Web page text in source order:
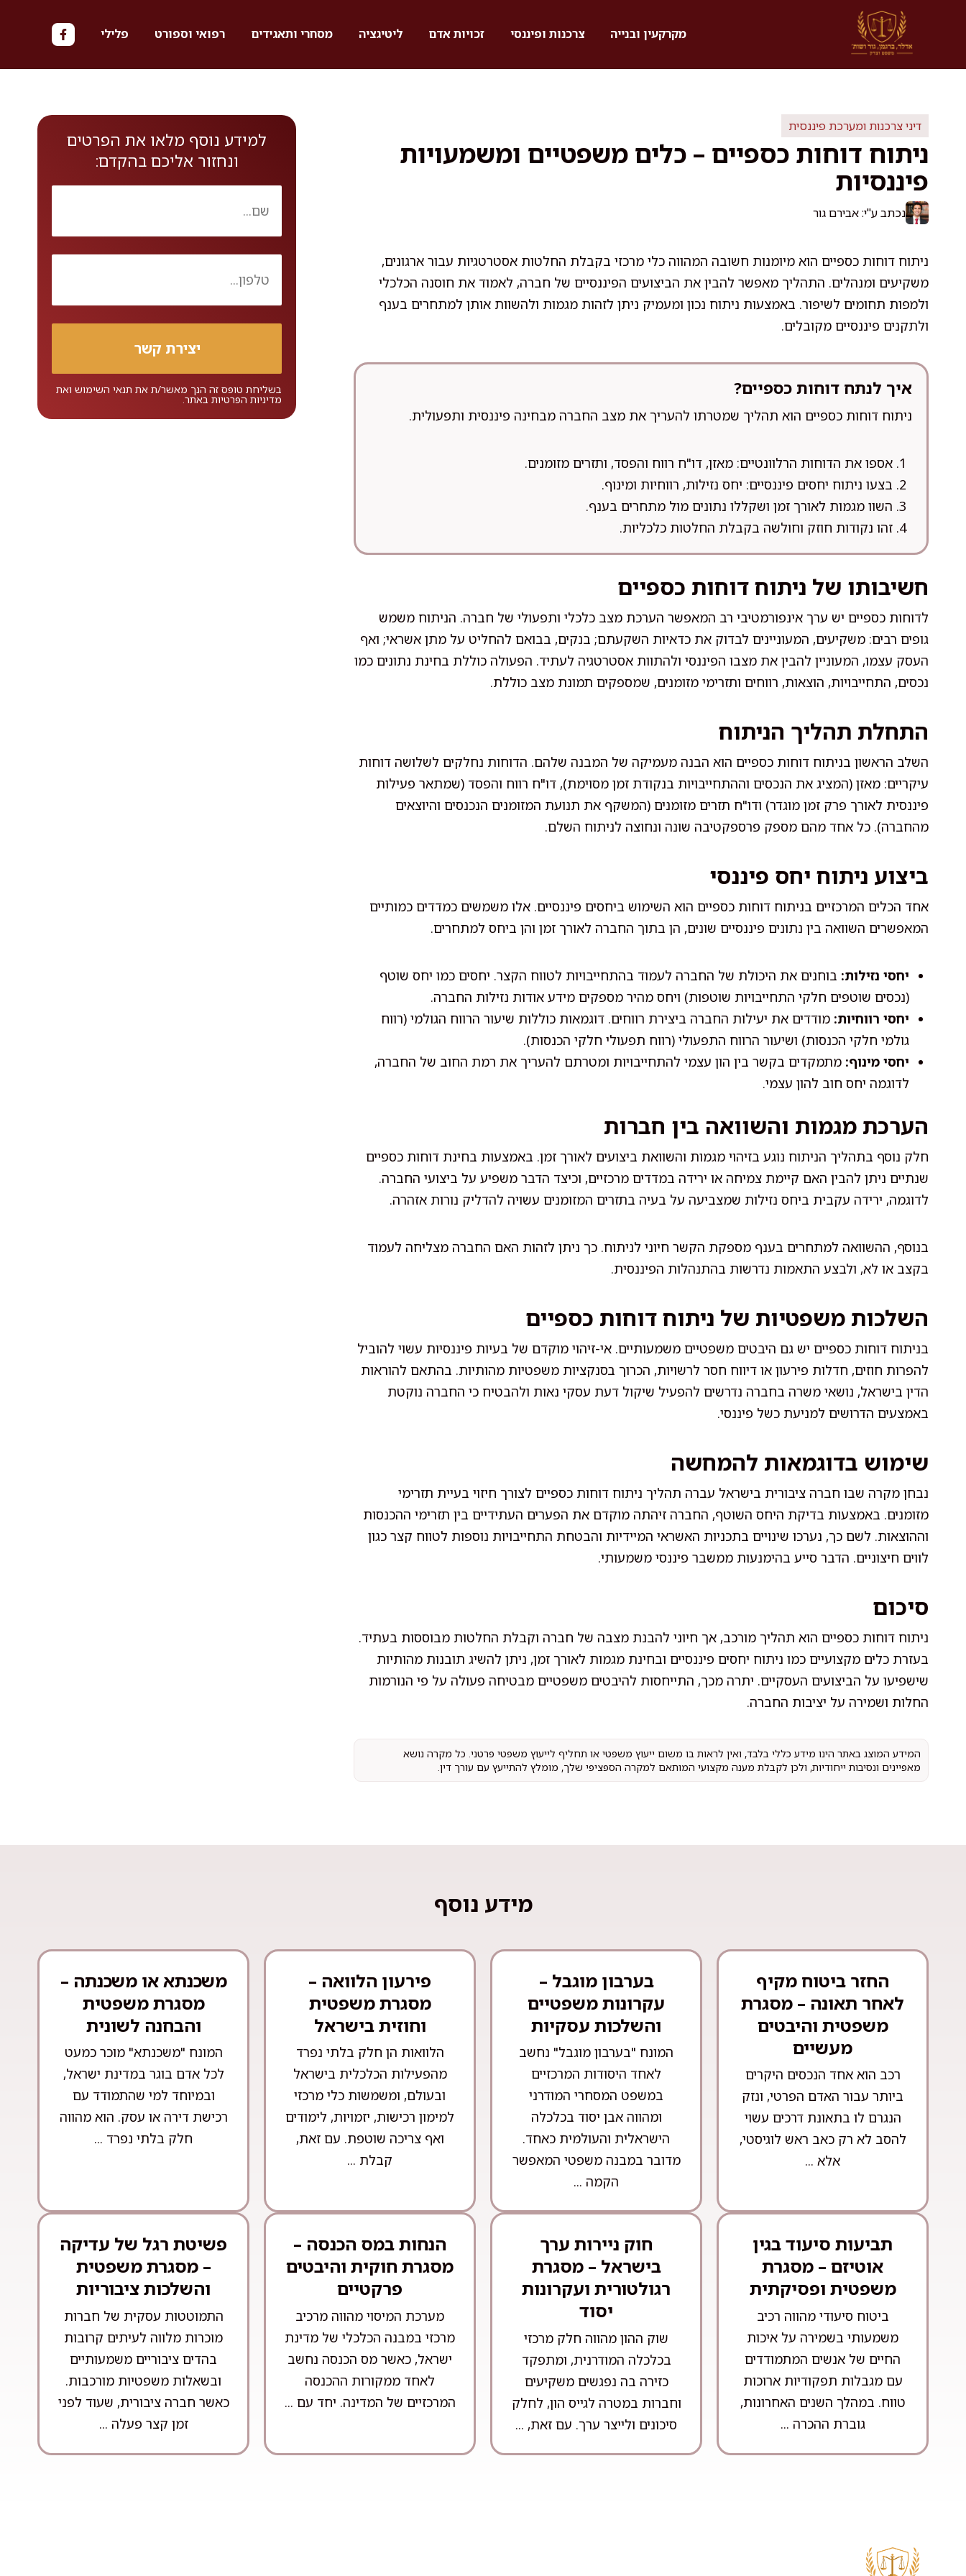
מקרקעין ובנייה צרכנות ופיננסי זכויות אדם ליטיגציה מסחרי ותאגידים רפואי וספורט פלילי
דיני צרכנות ומערכת פיננסית
ניתוח דוחות כספיים – כלים משפטיים ומשמעויות
פיננסיות
נכתב ע"י: אבירם גור
ניתוח דוחות כספיים הוא מיומנות חשובה המהווה כלי מרכזי בקבלת החלטות אסטרטגיות עבור ארגונים,
משקיעים ומנהלים. התהליך מאפשר להבין את הביצועים הפיננסיים של חברה, לאמוד את חוסנה הכלכלי
ולמפות תחומים לשיפור. באמצעות ניתוח נכון ומעמיק ניתן לזהות מגמות ולהשוות אותן למתחרים בענף
ולתקנים פיננסיים מקובלים.
איך לנתח דוחות כספיים?
ניתוח דוחות כספיים הוא תהליך שמטרתו להעריך את מצב החברה מבחינה פיננסית ותפעולית.
אספו את הדוחות הרלוונטיים: מאזן, דו"ח רווח והפסד, ותזרים מזומנים.
בצעו ניתוח יחסים פיננסיים: יחס נזילות, רווחיות ומינוף.
השוו מגמות לאורך זמן ושקללו נתונים מול מתחרים בענף.
זהו נקודות חוזק וחולשה בקבלת החלטות כלכליות.
חשיבותו של ניתוח דוחות כספיים
לדוחות כספיים יש ערך אינפורמטיבי רב המאפשר הערכת מצב כלכלי ותפעולי של חברה. הניתוח משמש
גופים רבים: משקיעים, המעוניינים לבדוק את כדאיות השקעתם; בנקים, בבואם להחליט על מתן אשראי; ואף
העסק עצמו, המעוניין להבין את מצבו הפיננסי ולהתוות אסטרטגיה לעתיד. הפעולה כוללת בחינת נתונים כמו
נכסים, התחייבויות, הוצאות, רווחים ותזרימי מזומנים, שמספקים תמונת מצב כוללת.
התחלת תהליך הניתוח
השלב הראשון בניתוח דוחות כספיים הוא הבנה מעמיקה של המבנה שלהם. הדוחות נחלקים לשלושה דוחות
עיקריים: מאזן (המציג את הנכסים וההתחייבויות בנקודת זמן מסוימת), דו"ח רווח והפסד (שמתאר פעילות
פיננסית לאורך פרק זמן מוגדר) ודו"ח תזרים מזומנים (המשקף את תנועת המזומנים הנכנסים והיוצאים
מהחברה). כל אחד מהם מספק פרספקטיבה שונה ונחוצה לניתוח השלם.
ביצוע ניתוח יחס פיננסי
אחד הכלים המרכזיים בניתוח דוחות כספיים הוא השימוש ביחסים פיננסיים. אלו משמשים כמדדים כמותיים
המאפשרים השוואה בין נתונים פיננסיים שונים, הן בתוך החברה לאורך זמן והן ביחס למתחרים.
יחסי נזילות: בוחנים את היכולת של החברה לעמוד בהתחייבויות לטווח הקצר. יחסים כמו יחס שוטף
(נכסים שוטפים חלקי התחייבויות שוטפות) ויחס מהיר מספקים מידע אודות נזילות החברה.
יחסי רווחיות: מודדים את יעילות החברה ביצירת רווחים. דוגמאות כוללות שיעור הרווח הגולמי (רווח
גולמי חלקי הכנסות) ושיעור הרווח התפעולי (רווח תפעולי חלקי הכנסות).
יחסי מינוף: מתמקדים בקשר בין הון עצמי להתחייבויות ומטרתם להעריך את רמת החוב של החברה,
לדוגמה יחס חוב להון עצמי.
הערכת מגמות והשוואה בין חברות
חלק נוסף בתהליך הניתוח נוגע בזיהוי מגמות והשוואת ביצועים לאורך זמן. באמצעות בחינת דוחות כספיים
שנתיים ניתן להבין האם קיימת צמיחה או ירידה במדדים מרכזיים, וכיצד הדבר משפיע על ביצועי החברה.
לדוגמה, ירידה עקבית ביחס נזילות שמצביעה על בעיה בתזרים המזומנים עשויה להדליק נורות אזהרה.
בנוסף, ההשוואה למתחרים בענף מספקת הקשר חיוני לניתוח. כך ניתן לזהות האם החברה מצליחה לעמוד
בקצב או לא, ולבצע התאמות נדרשות בהתנהלות הפיננסית.
השלכות משפטיות של ניתוח דוחות כספיים
בניתוח דוחות כספיים יש גם היבטים משפטיים משמעותיים. אי-זיהוי מוקדם של בעיות פיננסיות עשוי להוביל
להפרות חוזים, חדלות פירעון או דיווח חסר לרשויות, הכרוך בסנקציות משפטיות מהותיות. בהתאם להוראות
הדין בישראל, נושאי משרה בחברה נדרשים להפעיל שיקול דעת עסקי נאות ולהבטיח כי החברה נוקטת
באמצעים הדרושים למניעת כשל פיננסי.
שימוש בדוגמאות להמחשה
נבחן מקרה שבו חברה ציבורית בישראל עברה תהליך ניתוח דוחות כספיים לצורך חיזוי בעיית תזרימי
מזומנים. באמצעות בדיקת היחס השוטף, החברה זיהתה מוקדם את הפערים העתידיים בין תזרימי ההכנסות
וההוצאות. לשם כך, נערכו שינויים בתכניות האשראי המיידיות והבטחת התחייבויות נוספות לטווח קצר כגון
לווים חיצוניים. הדבר סייע בהימנעות ממשבר פיננסי משמעותי.
סיכום
ניתוח דוחות כספיים הוא תהליך מורכב, אך חיוני להבנת מצבה של חברה וקבלת החלטות מבוססות בעתיד.
בעזרת כלים מקצועיים כמו ניתוח יחסים פיננסיים ובחינת מגמות לאורך זמן, ניתן להשיג תובנות מהותיות
שישפיעו על הביצועים העסקיים. יתרה מכך, התייחסות להיבטים משפטיים מבטיחה פעולה על פי הנורמות
החלות ושמירה על יציבות החברה.
המידע המוצג באתר הינו מידע כללי בלבד, ואין לראות בו משום ייעוץ משפטי או תחליף לייעוץ משפטי פרטני. כל מקרה נושא
מאפיינים ונסיבות ייחודיות, ולכן לקבלת מענה מקצועי המותאם למקרה הספציפי שלך, מומלץ להתייעץ עם עורך דין.
למידע נוסף מלאו את הפרטים
ונחזור אליכם בהקדם:
בשליחת טופס זה הנך מאשר/ת את תנאי השימושואת
מדיניות הפרטיותבאתר.
מידע נוסף
החזר ביטוח מקיף
לאחר תאונה – מסגרת
משפטית והיבטים
מעשיים
רכב הוא אחד הנכסים היקרים
ביותר עבור האדם הפרטי, ונזק
הנגרם לו בתאונת דרכים עשוי
להסב לא רק כאב ראש לוגיסטי,
אלא ...
בערבון מוגבל –
עקרונות משפטיים
והשלכות עסקיות
המונח "בערבון מוגבל" נחשב
לאחד היסודות המרכזיים
במשפט המסחרי המודרני
ומהווה אבן יסוד בכלכלה
הישראלית והעולמית כאחד.
מדובר במבנה משפטי המאפשר
הקמה ...
פירעון הלוואה –
מסגרת משפטית
וחוזית בישראל
הלוואות הן חלק בלתי נפרד
מהפעילות הכלכלית בישראל
ובעולם, ומשמשות כלי מרכזי
למימון רכישות, יזמויות, לימודים
ואף צריכה שוטפת. עם זאת,
קבלת ...
משכנתא או משכנתה –
מסגרת משפטית
והבחנה לשונית
המונח "משכנתא" מוכר כמעט
לכל אדם בוגר במדינת ישראל,
ובמיוחד למי שהתמודד עם
רכישת דירה או עסק. הוא מהווה
חלק בלתי נפרד ...
תביעות סיעוד בגין
אוטיזם – מסגרת
משפטית ופסיקתית
ביטוח סיעודי מהווה רכיב
משמעותי בשמירה על איכות
החיים של אנשים המתמודדים
עם מגבלות תפקודיות ארוכות
טווח. במהלך השנים האחרונות,
גוברת ההכרה ...
חוק ניירות ערך
בישראל – מסגרת
רגולטורית ועקרונות
יסוד
שוק ההון מהווה חלק מרכזי
בכלכלה המודרנית, ומתפקד
כזירה בה נפגשים משקיעים
וחברות במטרה לגייס הון, לחלק
סיכונים ולייצר ערך. עם זאת, ...
הנחות במס הכנסה –
מסגרת חוקית והיבטים
פרקטיים
מערכת המיסוי מהווה מרכיב
מרכזי במבנה הכלכלי של מדינת
ישראל, כאשר מס הכנסה נחשב
לאחד ממקורות ההכנסה
המרכזיים של המדינה. יחד עם ...
פשיטת רגל של עדיקה
– מסגרת משפטית
והשלכות ציבוריות
התמוטטות עסקית של חברות
מוכרות מלווה לעיתים קרובות
בהדים ציבוריים משמעותיים
ובשאלות משפטיות מורכבות.
כאשר חברה ציבורית, שעוד לפני
זמן קצר פעלה ...